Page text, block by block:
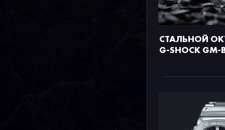
СТАЛЬНОЙ
G-SHOCK GM-